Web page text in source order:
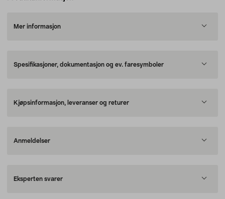
Mer informasjon
Spesifikasjoner, dokumentasjon og ev. faresymboler
Kjøpsinformasjon, leveranser og returer
Anmeldelser
Eksperten svarer